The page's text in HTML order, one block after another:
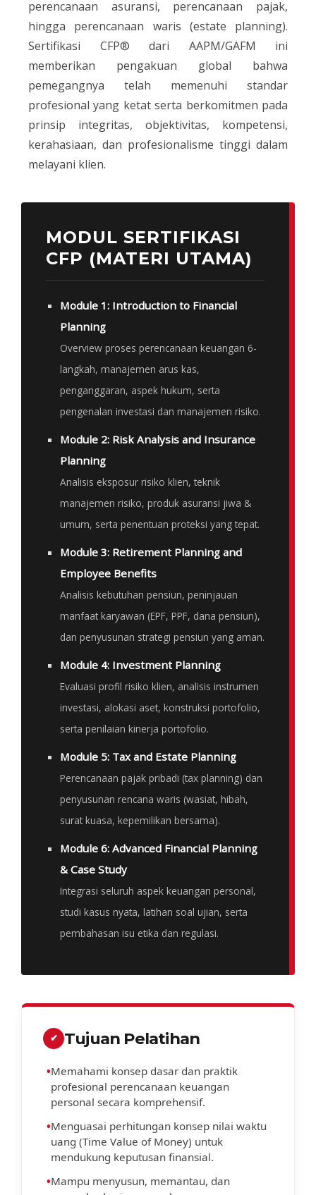
perencanaan asuransi, perencanaan pajak,
hingga perencanaan waris (estate planning).
Sertifikasi CFP® dari AAPM/GAFM ini
memberikan pengakuan global bahwa
pemegangnya telah memenuhi standar
profesional yang ketat serta berkomitmen pada
prinsip integritas, objektivitas, kompetensi,
kerahasiaan, dan profesionalisme tinggi dalam
melayani klien.
MODUL SERTIFIKASI
CFP (MATERI UTAMA)
Module 1: Introduction to Financial
Planning
Overview proses perencanaan keuangan 6-
langkah, manajemen arus kas,
penganggaran, aspek hukum, serta
pengenalan investasi dan manajemen risiko.
Module 2: Risk Analysis and Insurance
Planning
Analisis eksposur risiko klien, teknik
manajemen risiko, produk asuransi jiwa &
umum, serta penentuan proteksi yang tepat.
Module 3: Retirement Planning and
Employee Benefits
Analisis kebutuhan pensiun, peninjauan
manfaat karyawan (EPF, PPF, dana pensiun),
dan penyusunan strategi pensiun yang aman.
Module 4: Investment Planning
Evaluasi profil risiko klien, analisis instrumen
investasi, alokasi aset, konstruksi portofolio,
serta penilaian kinerja portofolio.
Module 5: Tax and Estate Planning
Perencanaan pajak pribadi (tax planning) dan
penyusunan rencana waris (wasiat, hibah,
surat kuasa, kepemilikan bersama).
Module 6: Advanced Financial Planning
& Case Study
Integrasi seluruh aspek keuangan personal,
studi kasus nyata, latihan soal ujian, serta
pembahasan isu etika dan regulasi.
✔ Tujuan Pelatihan
•Memahami konsep dasar dan praktik
profesional perencanaan keuangan
personal secara komprehensif.
•Menguasai perhitungan konsep nilai waktu
uang (Time Value of Money) untuk
mendukung keputusan finansial.
•Mampu menyusun, memantau, dan